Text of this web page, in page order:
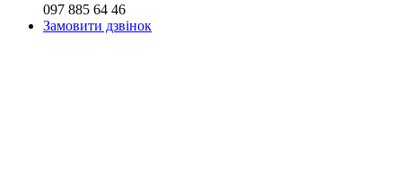
097 885 64 46
Замовити дзвінок